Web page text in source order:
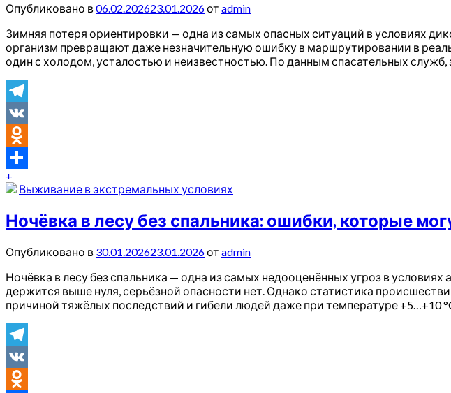
Опубликовано в06.02.202623.01.2026от admin
Зимняя потеря ориентировки — одна из самых опасных ситуаций в условиях
организм превращают даже незначительную ошибку в маршрутировании в
один с холодом, усталостью и неизвестностью. По данным спасательных
Telegram
VK
Odnoklassniki
Отправить
+
Выживание в экстремальных условиях
Ночёвка в лесу без спальника: ошибки, которые
Опубликовано в 30.01.202623.01.2026от admin
Ночёвка в лесу без спальника — одна из самых недооценённых угроз в
держится выше нуля, серьёзной опасности нет. Однако статистика
причиной тяжёлых последствий и гибели людей даже при температуре +5…+10
Telegram
VK